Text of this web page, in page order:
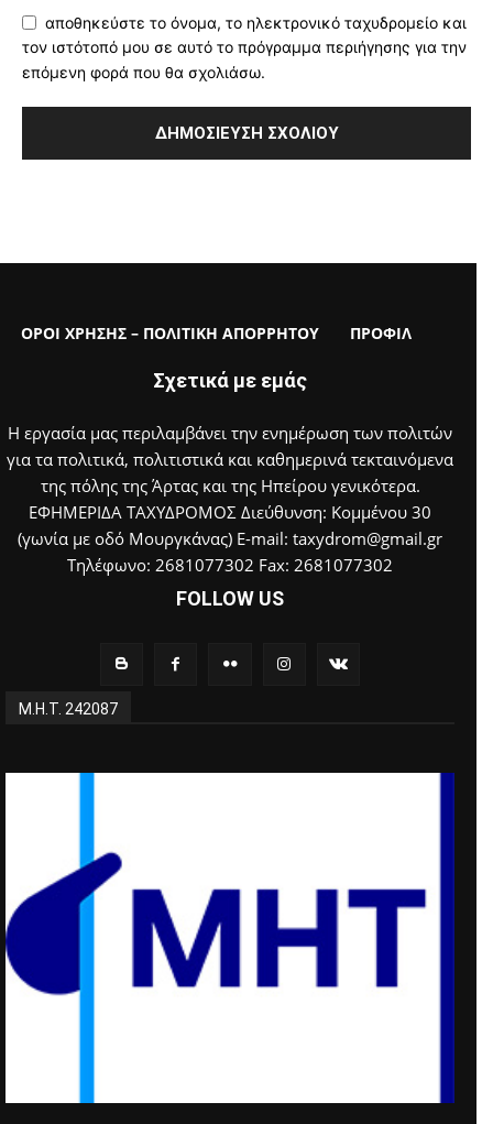
αποθηκεύστε το όνομα, το ηλεκτρονικό ταχυδρομείο και
τον ιστότοπό μου σε αυτό το πρόγραμμα περιήγησης για την
επόμενη φορά που θα σχολιάσω.
ΟΡΟΙ ΧΡΗΣΗΣ – ΠΟΛΙΤΙΚΗ ΑΠΟΡΡΗΤΟΥ ΠΡΟΦΙΛ
Σχετικά με εμάς
Η εργασία μας περιλαμβάνει την ενημέρωση των πολιτών
για τα πολιτικά, πολιτιστικά και καθημερινά τεκταινόμενα
της πόλης της Άρτας και της Ηπείρου γενικότερα.
ΕΦΗΜΕΡΙΔΑ ΤΑΧΥΔΡΟΜΟΣ Διεύθυνση: Κομμένου 30
(γωνία με οδό Μουργκάνας) E-mail: taxydrom@gmail.gr
Τηλέφωνο: 2681077302 Fax: 2681077302
FOLLOW US
Μ.Η.Τ. 242087